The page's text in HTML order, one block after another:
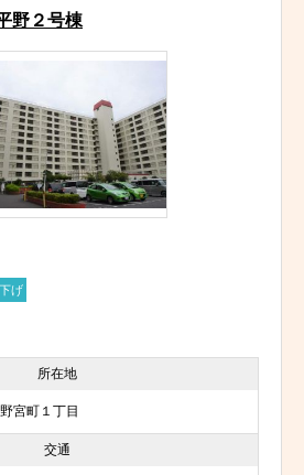
野２号棟
げ
所在地
宮町１丁目
交通